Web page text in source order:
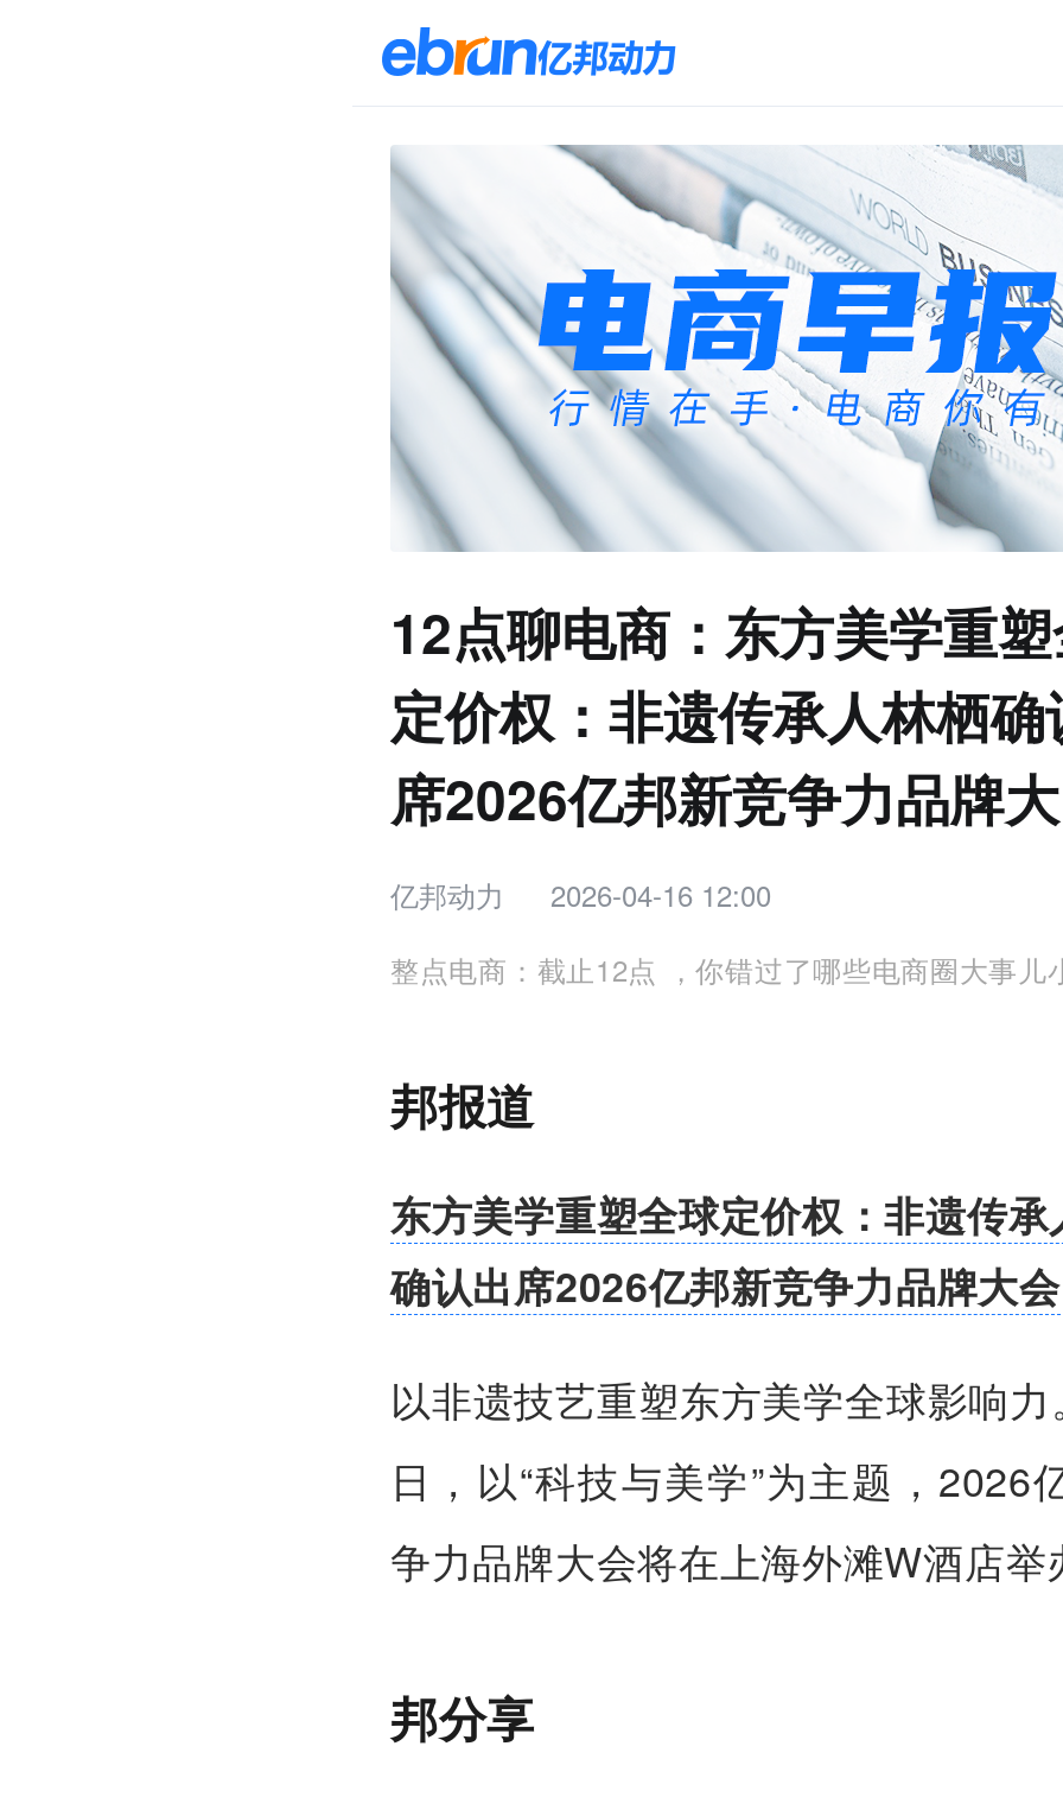
12点聊电商：东方美学重
定价权：非遗传承人林栖确
席2026亿邦新竞争力品牌大
亿邦动力
2026-04-16 12:00
整点电商：截止12点 ，你错过了哪些电商圈大事儿
邦报道
东方美学重塑全球定价权：非遗传承
确认出席2026亿邦新竞争力品牌大会
以非遗技艺重塑东方美学全球影响
日，以“科技与美学”为主题，2026
争力品牌大会将在上海外滩W酒店举
邦分享